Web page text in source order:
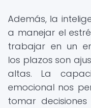
Además, la
a manejar el
trabajar en un
los plazos son
altas. La
emocional nos
tomar decisiones